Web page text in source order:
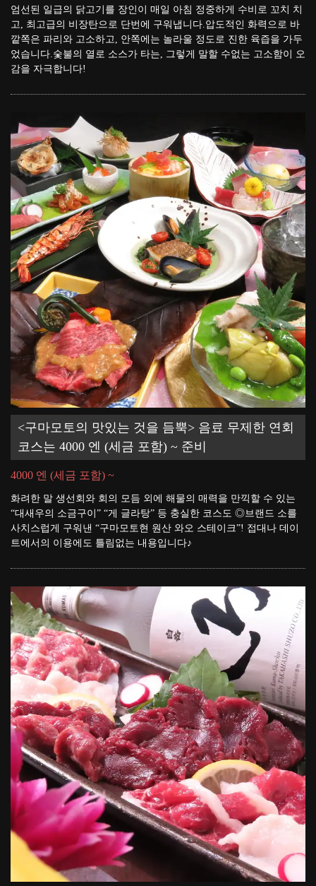
엄선된 일급의 닭고기를 장인이 매일 아침 정중하게 수비로 꼬치 치
고, 최고급의 비장탄으로 단번에 구워냅니다.압도적인 화력으로 바
깥쪽은 파리와 고소하고, 안쪽에는 놀라울 정도로 진한 육즙을 가두
었습니다.숯불의 열로 소스가 타는, 그렇게 말할 수없는 고소함이 오
감을 자극합니다!
<구마모토의 맛있는 것을 듬뿍> 음료 무제한 연회
코스는 4000 엔 (세금 포함) ~ 준비
4000 엔 (세금 포함) ~
화려한 말 생선회와 회의 모듬 외에 해물의 매력을 만끽할 수 있는
“대새우의 소금구이” “게 글라탕” 등 충실한 코스도 ◎브랜드 소를
사치스럽게 구워낸 “구마모토현 원산 와오 스테이크”! 접대나 데이
트에서의 이용에도 틀림없는 내용입니다♪